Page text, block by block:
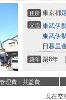
住所 東京都
交通 東武伊
東武伊
日暮里
築年 築8年
管理費・共益費
現在空